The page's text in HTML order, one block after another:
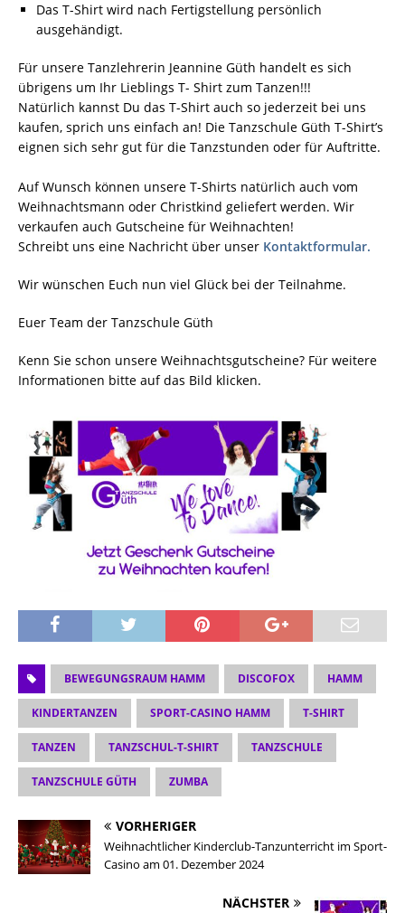
Das T-Shirt wird nach Fertigstellung persönlich
ausgehändigt.
Für unsere Tanzlehrerin Jeannine Güth handelt es sich
übrigens um Ihr Lieblings T- Shirt zum Tanzen!!!
Natürlich kannst Du das T-Shirt auch so jederzeit bei uns
kaufen, sprich uns einfach an! Die Tanzschule Güth T-Shirt’s
eignen sich sehr gut für die Tanzstunden oder für Auftritte.
Auf Wunsch können unsere T-Shirts natürlich auch vom
Weihnachtsmann oder Christkind geliefert werden. Wir
verkaufen auch Gutscheine für Weihnachten!
Schreibt uns eine Nachricht über unser Kontaktformular.
Wir wünschen Euch nun viel Glück bei der Teilnahme.
Euer Team der Tanzschule Güth
Kenn Sie schon unsere Weihnachtsgutscheine? Für weitere
Informationen bitte auf das Bild klicken.
BEWEGUNGSRAUM HAMM DISCOFOX HAMM
KINDERTANZEN SPORT-CASINO HAMM T-SHIRT
TANZEN TANZSCHUL-T-SHIRT TANZSCHULE
TANZSCHULE GÜTH ZUMBA
VORHERIGER
Weihnachtlicher Kinderclub-Tanzunterricht im Sport-
Casino am 01. Dezember 2024
NÄCHSTER